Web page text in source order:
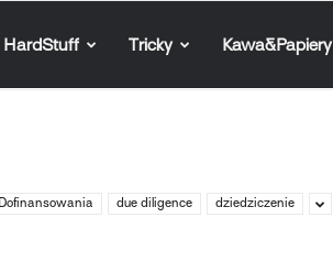
HardStuff Tricky Kawa&Papiery
Dofinansowania due diligence dziedziczenie